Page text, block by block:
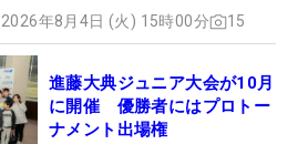
2026年8月4日 (火) 15時00分 15
進藤大典ジュニア大会が10月
に開催 優勝者にはプロトー
ナメント出場権